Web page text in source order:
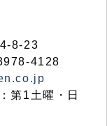
8-23
4128
第1土曜・日